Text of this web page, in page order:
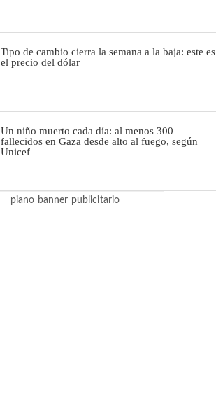
Tipo de cambio cierra la semana a la baja: este es
el precio del dólar
Un niño muerto cada día: al menos 300
fallecidos en Gaza desde alto al fuego, según
Unicef